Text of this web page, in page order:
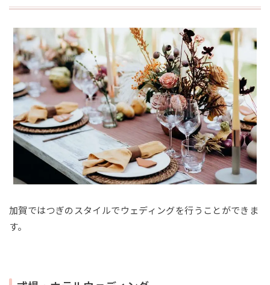
加賀ではつぎのスタイルでウェディングを行うことができま
す。